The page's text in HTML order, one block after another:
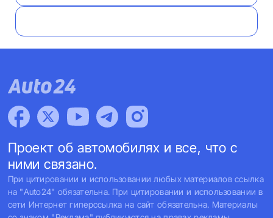
Проект об автомобилях и все, что с
ними связано.
При цитировании и использовании любых материалов ссылка
на "Auto24" обязательна. При цитировании и использовании в
сети Интернет гиперссылка на сайт обязательна. Материалы